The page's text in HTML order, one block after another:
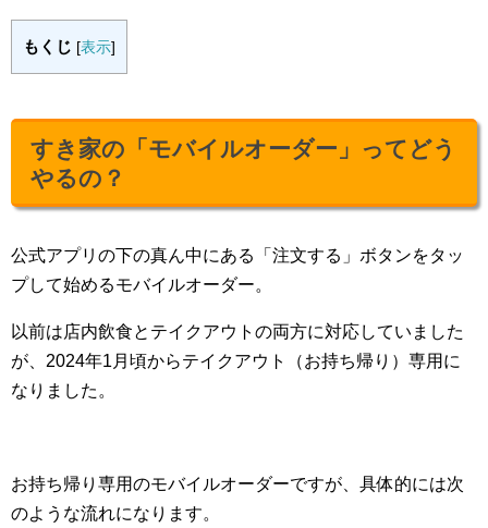
もくじ [表示]
すき家の「モバイルオーダー」ってどう
やるの？
公式アプリの下の真ん中にある「注文する」ボタンをタッ
プして始めるモバイルオーダー。
以前は店内飲食とテイクアウトの両方に対応していました
が、2024年1月頃からテイクアウト（お持ち帰り）専用に
なりました。
お持ち帰り専用のモバイルオーダーですが、具体的には次
のような流れになります。